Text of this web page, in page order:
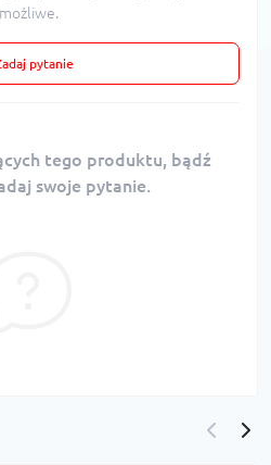
możliwe.
pytanie
tego produktu, bądź
swoje pytanie.